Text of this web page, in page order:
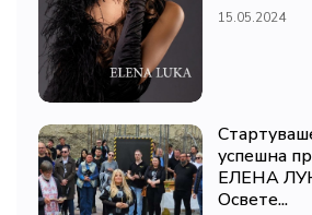
15.05.2024
успешна
ЕЛЕНА
Освете...